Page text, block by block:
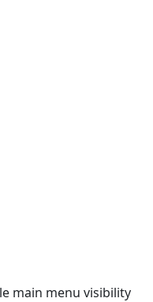
main menu visibility